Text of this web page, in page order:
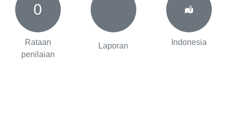
0
Rataan
penilaian
Laporan Indonesia